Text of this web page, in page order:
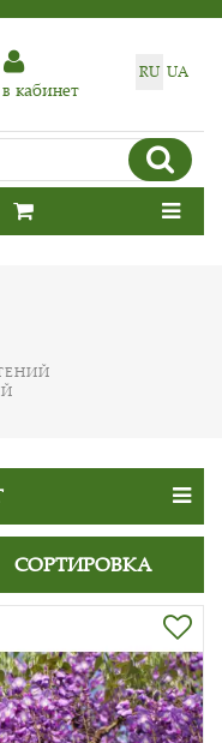
RU UA
кабинет
СОРТИРОВКА